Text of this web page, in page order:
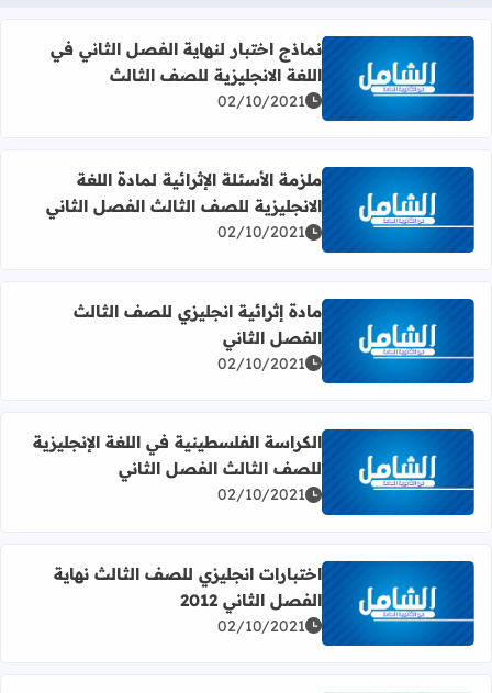
اقرأ المزيد عن نماذج اختبار لنهاية الفصل الثاني في اللغة
نماذج اختبار لنهاية الفصل الثاني في
اللغة الانجليزية للصف الثالث
02/10/2021
اقرأ المزيد عن ملزمة الأسئلة الإثرائية لمادة اللغة
ملزمة الأسئلة الإثرائية لمادة اللغة
الانجليزية للصف الثالث الفصل الثاني
02/10/2021
اقرأ المزيد عن مادة إثرائية انجليزي للصف الثالث الفصل
مادة إثرائية انجليزي للصف الثالث
الفصل الثاني
02/10/2021
اقرأ المزيد عن الكراسة الفلسطينية في اللغة الإنجليزية
الكراسة الفلسطينية في اللغة الإنجليزية
للصف الثالث الفصل الثاني
02/10/2021
اقرأ المزيد عن اختبارات انجليزي للصف الثالث نهاية الفصل
اختبارات انجليزي للصف الثالث نهاية
الفصل الثاني 2012
02/10/2021